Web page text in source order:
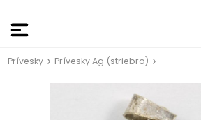
Prívesky Prívesky Ag (striebro)